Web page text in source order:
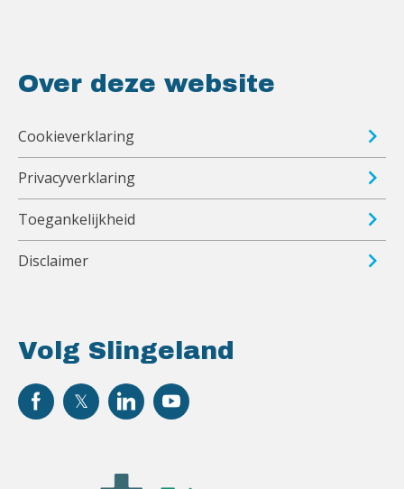
Volg Slingeland
Over deze website
Cookieverklaring
Privacyverklaring
Toegankelijkheid
Disclaimer